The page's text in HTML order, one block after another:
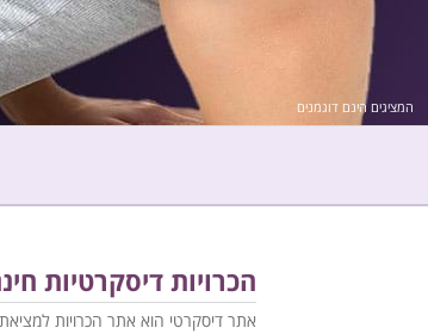
המציגים הינם דוגמנים
הכרויות דיסקרטיות
אתר דיסקרטי הוא אתר הכרויות